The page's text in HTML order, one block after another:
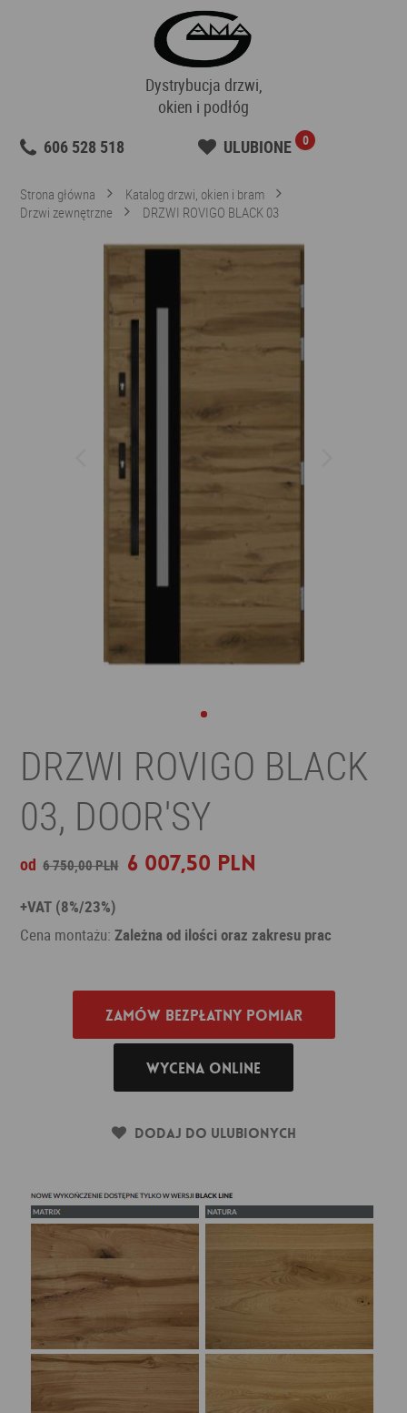
Dystrybucja drzwi,
okien i podłóg
606 528 518
ULUBIONE 0
Strona główna
Katalog drzwi, okien i bram
Drzwi zewnętrzne
DRZWI ROVIGO BLACK 03
DRZWI ROVIGO BLACK
03, DOOR'SY
od 6 750,00 PLN 6 007,50 PLN
+VAT (8%/23%)
Cena montażu:Zależna od ilości oraz zakresu prac
Zamów bezpłatny pomiar
Wycena online
Dodaj do ulubionych